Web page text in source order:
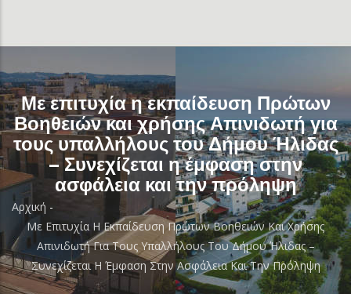
Με επιτυχία η εκπαίδευση Πρώτων
Βοηθειών και χρήσης Απινιδωτή για
τους υπαλλήλους του Δήμου Ήλιδας
– Συνεχίζεται η έμφαση στην
ασφάλεια και την πρόληψη
Breadcrumb
Αρχική -
Με Επιτυχία Η Εκπαίδευση Πρώτων Βοηθειών Και Χρήσης
Απινιδωτή Για Τους Υπαλλήλους Του Δήμου Ήλιδας –
Συνεχίζεται Η Έμφαση Στην Ασφάλεια Και Την Πρόληψη